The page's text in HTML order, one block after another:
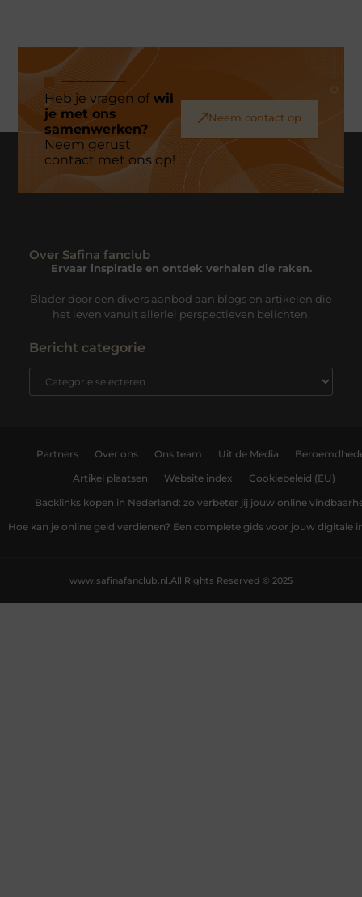
Heb je vragen ofwil
je met ons
samenwerken?
Neem gerust
contact met ons op!
Neem contact op
Over Safina fanclub
Ervaar inspiratie en ontdek verhalen die raken.
Blader door een divers aanbod aan blogs en artikelen die
het leven vanuit allerlei perspectieven belichten.
Bericht categorie
Partners Over ons Ons team Uit de Media
Artikel plaatsen Website index Cookiebeleid (EU)
Backlinks kopen in Nederland: zo verbeter jij jouw online
Hoe kan je online geld verdienen? Een complete gids voor jouw digitale
All Rights Reserved © 2025
www.safinafanclub.nl.